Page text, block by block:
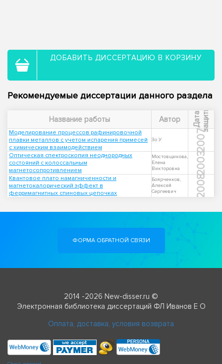
ДОБАВИТЬ ДИССЕРТАЦИЮ В КОРЗИНУ
Рекомендуемые диссертации данного раздела
Название работы Автор Д
а
т
а
з
а
щ
и
т ы
Моделирование процессов рафинировочной
плавки металлов с учетом испарения примесей
с химическим взаимодействием
Зо У 2007
Оптическая спектроскопия неоднородных
состояний с колоссальным
магнетосопротивлением
Мостовщикова,
Елена
Викторовна
2003
Квантовое плато намагниченности и
магнетокалорический эффект в
ферримагнитных спиновых цепочках
Боярченков,
Алексей
Сергеевич
2008
ФОРМА ОБРАТНОЙ СВЯЗИ
2014 -2026 New-disser.ru ©
Электронная библиотека диссертаций ФЛ Иванов Е О
Оплата, доставка, условия возврата